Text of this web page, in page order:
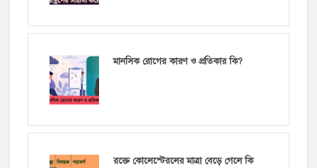
মানসিক রোগের কারণ ও প্রতিকার কি?
রক্তে কোলেস্টেরলের মাত্রা বেড়ে গেলে কি